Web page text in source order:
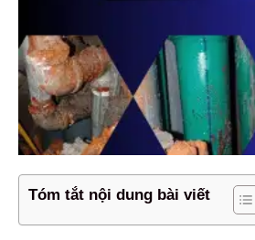
Tóm tắt nội dung bài viết